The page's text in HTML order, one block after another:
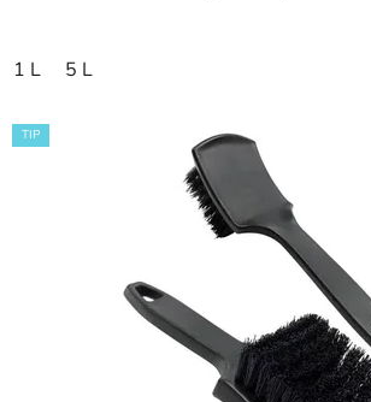
1 L 5 L
TIP